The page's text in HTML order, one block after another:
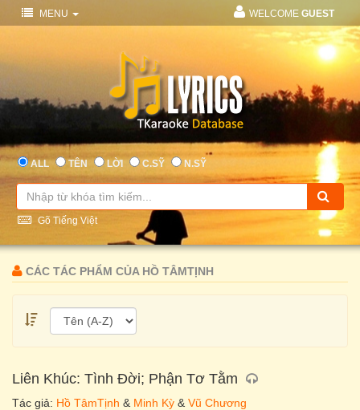
MENU WELCOME GUEST
ALL TÊN LỜI C.SỸ N.SỸ
Gõ Tiếng Việt
CÁC TÁC PHẨM CỦA HỒ TÂMTỊNH
Liên Khúc: Tình Đời; Phận Tơ Tằm
Tác giả: Hồ TâmTịnh & Minh Kỳ & Vũ Chương